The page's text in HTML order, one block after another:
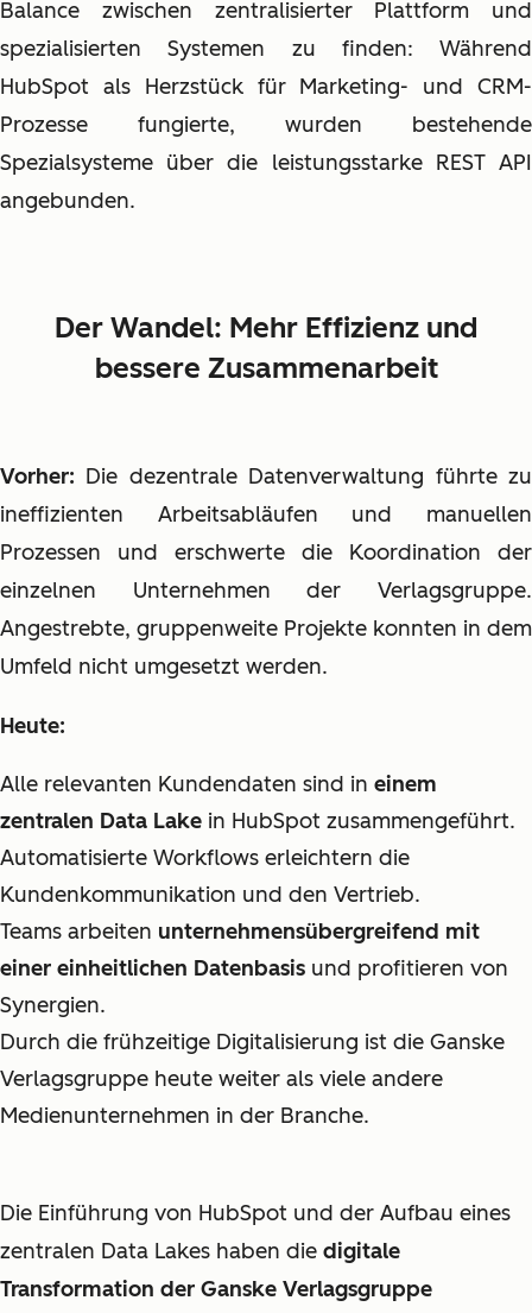
Balance zwischen zentralisierter Plattform und
spezialisierten Systemen zu finden: Während
HubSpot als Herzstück für Marketing- und CRM-
Prozesse fungierte, wurden bestehende
Spezialsysteme über die leistungsstarke REST API
angebunden.
Der Wandel: Mehr Effizienz und
bessere Zusammenarbeit
Vorher: Die dezentrale Datenverwaltung führte zu
ineffizienten Arbeitsabläufen und manuellen
Prozessen und erschwerte die Koordination der
einzelnen Unternehmen der Verlagsgruppe.
Angestrebte, gruppenweite Projekte konnten in dem
Umfeld nicht umgesetzt werden.
Heute:
Alle relevanten Kundendaten sind in einem
zentralen Data Lake in HubSpot zusammengeführt.
Automatisierte Workflows erleichtern die
Kundenkommunikation und den Vertrieb.
Teams arbeiten unternehmensübergreifend mit
einer einheitlichen Datenbasis und profitieren von
Synergien.
Durch die frühzeitige Digitalisierung ist die Ganske
Verlagsgruppe heute weiter als viele andere
Medienunternehmen in der Branche.
Die Einführung von HubSpot und der Aufbau eines
zentralen Data Lakes haben die digitale
Transformation der Ganske Verlagsgruppe